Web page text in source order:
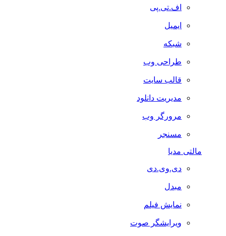
اف.تی.پی
ایمیل
شبکه
طراحی وب
قالب سایت
مدیریت دانلود
مرورگر وب
مسنجر
مالتی مدیا
دی.وی.دی
مبدل
نمایش فیلم
ویرایشگر صوت